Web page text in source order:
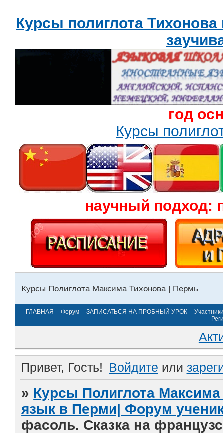
Курсы полиглота
год
Курсы
научный подход:
Курсы Полиглота Максима Тихонова | Пермь
ГЛАВНАЯ Форум ЗАПИСАТЬСЯ НА ПРОБНЫЙ УРОК
Участники
Привет, Гость! Войдите или
» Курсы Полиглота
язык в Перми| Форум
фасоль. Сказка на